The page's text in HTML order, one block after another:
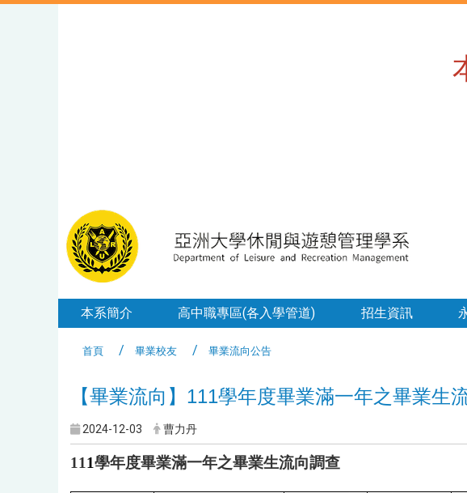
本系簡介 高中職專區(各入學管道) 招生資訊
首頁 畢業校友 畢業流向公告
【畢業流向】111學年度畢業滿一年之畢業生
2024-12-03 曹力丹
111學年度畢業滿一年之畢業生流向調查